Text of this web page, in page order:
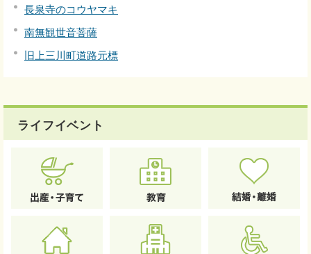
長泉寺のコウヤマキ
南無観世音菩薩
旧上三川町道路元標
ライフイベント